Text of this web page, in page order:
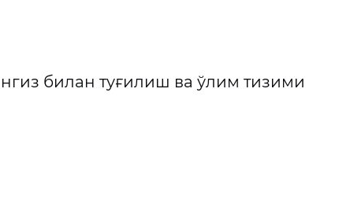
билан туғилиш ва ўлим тизими